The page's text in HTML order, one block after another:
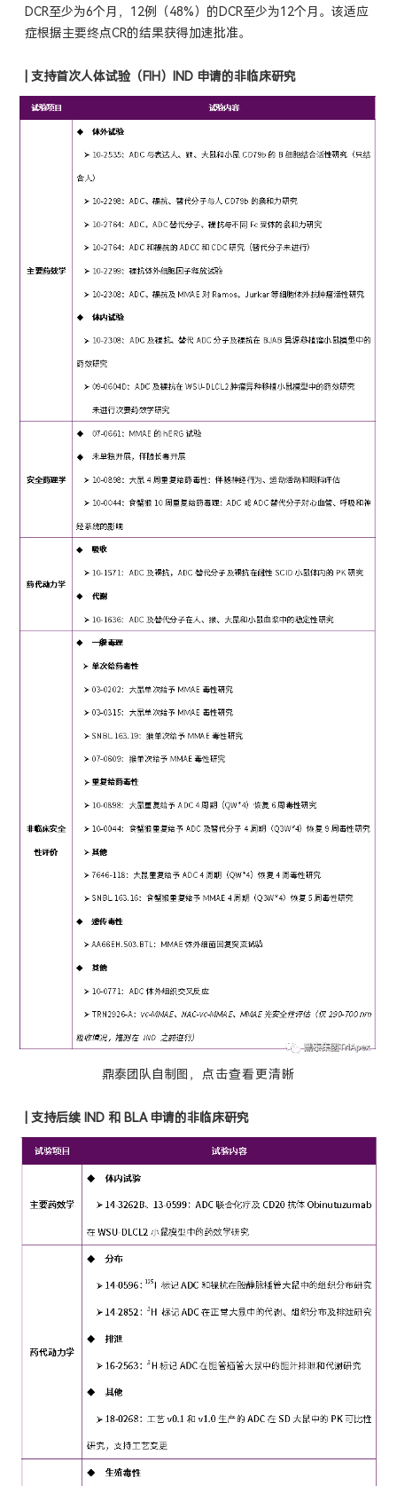
DCR至少为6个月，12例（48%）的DCR至少为12个月。该适应
症根据主要终点CR的结果获得加速批准。
支持首次人体试验（FIH）IND 申请的非临床研究
鼎泰团队自制图 ，点击查看更清晰
支持后续 IND 和 BLA 申请的非临床研究